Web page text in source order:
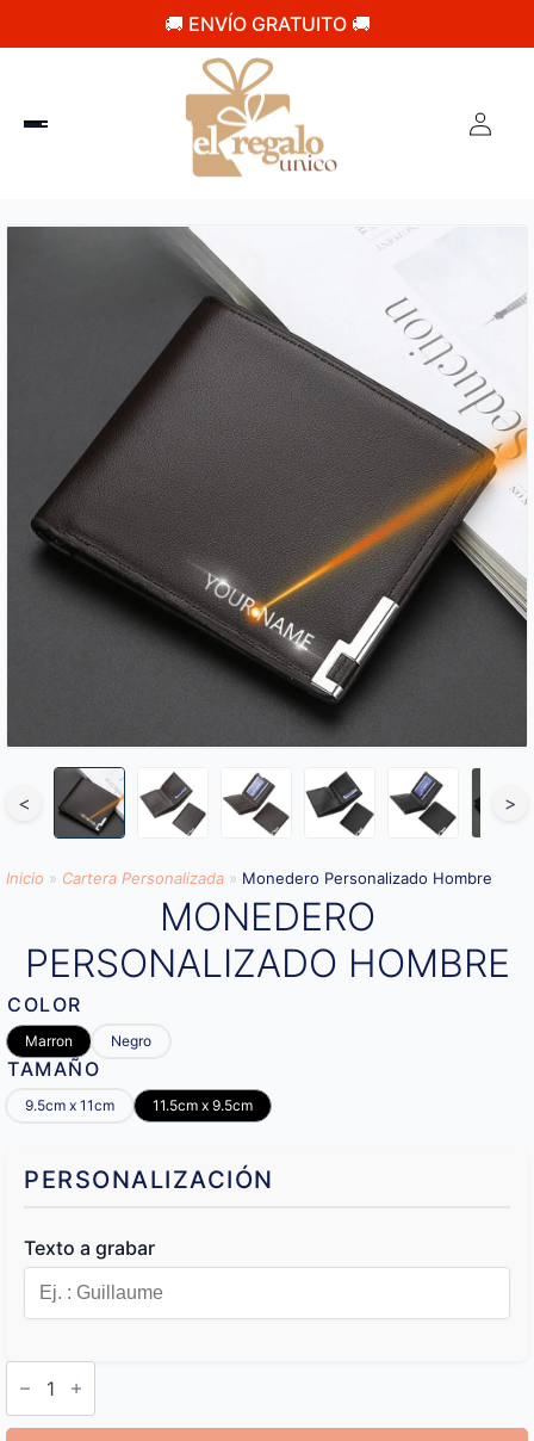
🚚 ENVÍO GRATUITO 🚚
< >
Inicio » Cartera Personalizada » Monedero Personalizado Hombre
MONEDERO
PERSONALIZADO HOMBRE
COLOR
Marron Negro
TAMAÑO
9.5cm x 11cm 11.5cm x 9.5cm
PERSONALIZACIÓN
Texto a grabar
Monedero
Personalizado
Hombre
cantidad